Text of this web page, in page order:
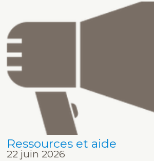
Ressources et aide
22 juin 2026